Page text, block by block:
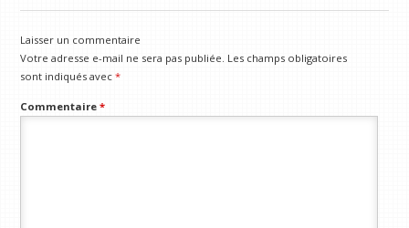
Laisser un commentaire
Votre adresse e-mail ne sera pas publiée. Les champs obligatoires
sont indiqués avec*
Commentaire*